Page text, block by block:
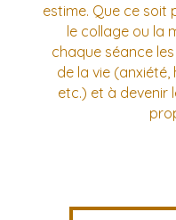
estime. Que ce soit
le collage ou la
chaque séance
de la vie (anxiété,
etc.) et à devenir